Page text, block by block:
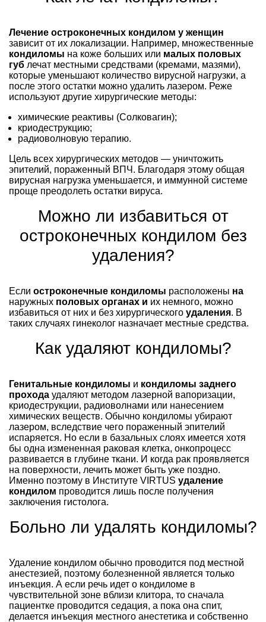
Лечение остроконечных кондилом у женщин
зависит от их локализации. Например, множественные
кондиломы на коже больших или малых половых
губ лечат местными средствами (кремами, мазями),
которые уменьшают количество вирусной нагрузки, а
после этого остатки можно удалить лазером. Реже
используют другие хирургические методы:
химические реактивы (Солковагин);
криодеструкцию;
радиоволновую терапию.
Цель всех хирургических методов — уничтожить
эпителий, пораженный ВПЧ. Благодаря этому общая
вирусная нагрузка уменьшается, и иммунной системе
проще преодолеть остатки вируса.
Можно ли избавиться от
остроконечных кондилом без
удаления?
Если остроконечные кондиломы расположены на
наружных половых органах и их немного, можно
избавиться от них и без хирургического удаления. В
таких случаях гинеколог назначает местные средства.
Как удаляют кондиломы?
Генитальные кондиломы и кондиломы заднего
прохода удаляют методом лазерной вапоризации,
криодеструкции, радиоволнами или нанесением
химических веществ. Обычно кондиломы убирают
лазером, вследствие чего пораженный эпителий
испаряется. Но если в базальных слоях имеется хотя
бы одна измененная раковая клетка, онкопроцесс
развивается в глубине ткани. И когда рак проявляется
на поверхности, лечить может быть уже поздно.
Именно поэтому в Институте VIRTUS удаление
кондилом проводится лишь после получения
заключения гистолога.
Больно ли удалять кондиломы?
Удаление кондилом обычно проводится под местной
анестезией, поэтому болезненной является только
инъекция. А если речь идет о кондиломе в
чувствительной зоне вблизи клитора, то сначала
пациентке проводится седация, а пока она спит,
делается инъекция местного анестетика и собственно